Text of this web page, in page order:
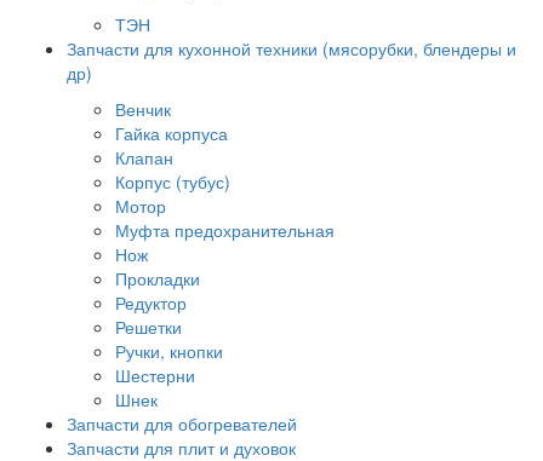
ТЭН
Запчасти для кухонной техники (мясорубки, блендеры и
др)
Венчик
Гайка корпуса
Клапан
Корпус (тубус)
Мотор
Муфта предохранительная
Нож
Прокладки
Редуктор
Решетки
Ручки, кнопки
Шестерни
Шнек
Запчасти для обогревателей
Запчасти для плит и духовок